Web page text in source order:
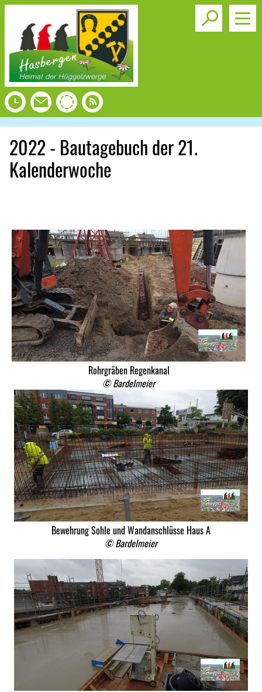
Toggle
2022 - Bautagebuch der 21.
Kalenderwoche
Rohrgräben Regenkanal
© Bardelmeier
Bewehrung Sohle und Wandanschlüsse Haus A
© Bardelmeier